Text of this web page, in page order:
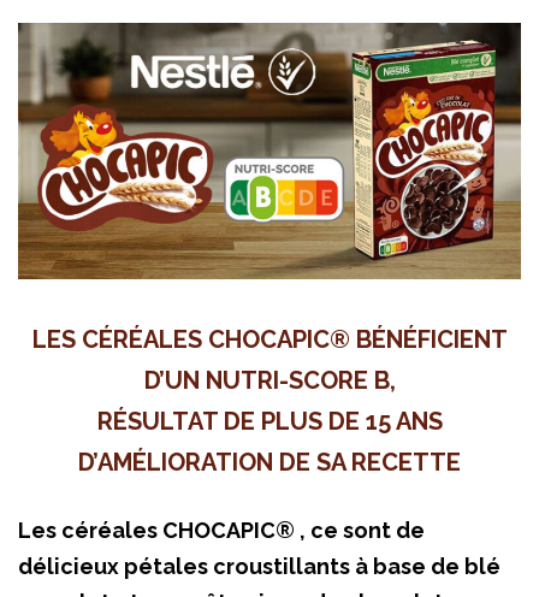
LES CÉRÉALES CHOCAPIC® BÉNÉFICIENT
D’UN NUTRI-SCORE B,
RÉSULTAT DE PLUS DE 15 ANS
D’AMÉLIORATION DE SA RECETTE
Les céréales CHOCAPIC® , ce sont de
délicieux pétales croustillants à base de blé